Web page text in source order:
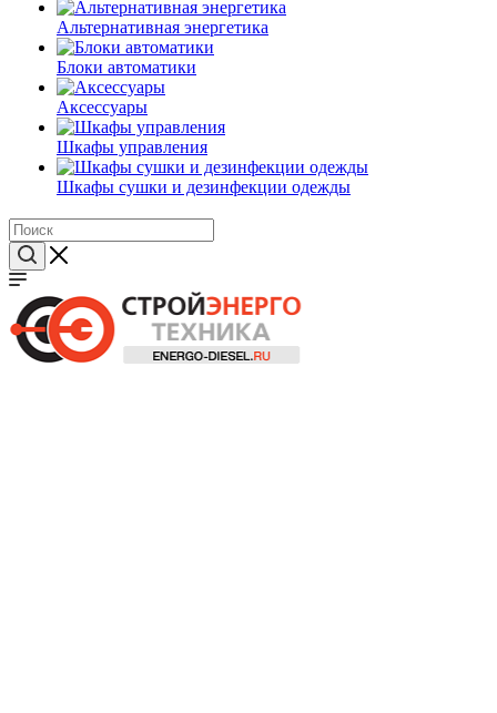
Альтернативная энергетика
Блоки автоматики
Аксессуары
Шкафы управления
Шкафы сушки и дезинфекции одежды